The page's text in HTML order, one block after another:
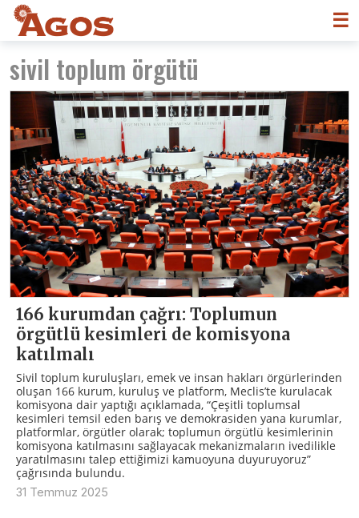
☰
sivil toplum örgütü
166 kurumdan çağrı: Toplumun
örgütlü kesimleri de komisyona
katılmalı
Sivil toplum kuruluşları, emek ve insan hakları örgürlerinden
oluşan 166 kurum, kuruluş ve platform, Meclis’te kurulacak
komisyona dair yaptığı açıklamada, “Çeşitli toplumsal
kesimleri temsil eden barış ve demokrasiden yana kurumlar,
platformlar, örgütler olarak; toplumun örgütlü kesimlerinin
komisyona katılmasını sağlayacak mekanizmaların ivedilikle
yaratılmasını talep ettiğimizi kamuoyuna duyuruyoruz”
çağrısında bulundu.
31 Temmuz 2025